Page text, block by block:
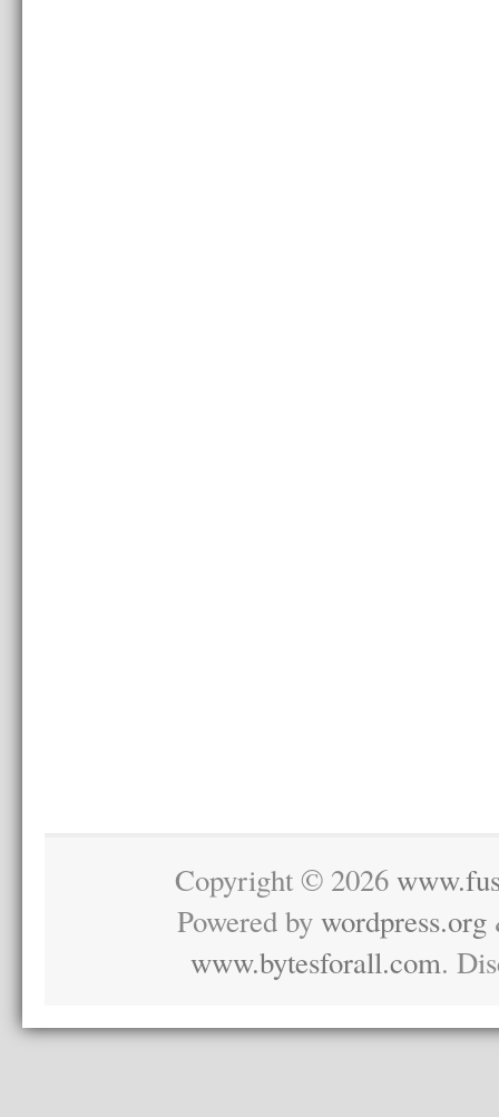
Copyright © 2026
Powered bywordpress.org
www.bytesforall.com.